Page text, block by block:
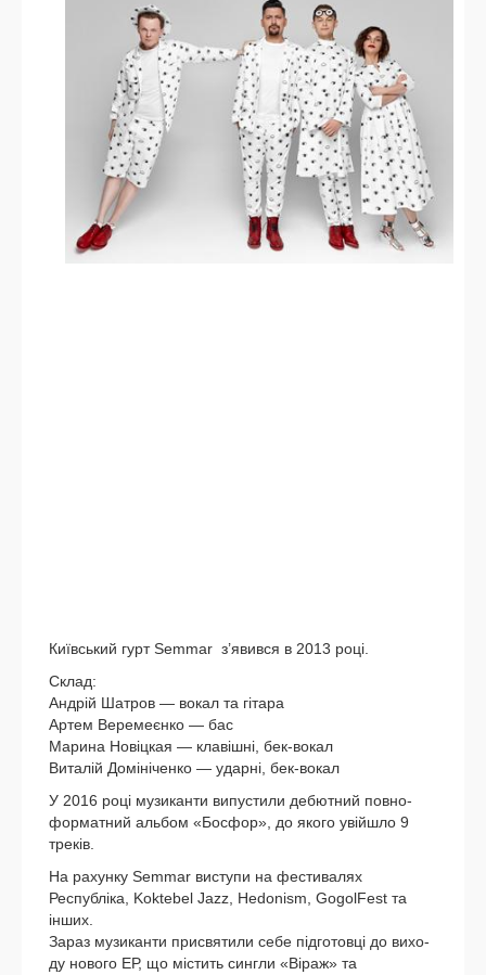
Київський гурт Semmar з’яви­вся в 2013 році.
Склад:
Андрій Шатров — вокал та гіта­ра
Артем Веремеєнко — бас
Марина Новіцкая — клавіш­ні, бек-вокал
Виталій Домініченко — удар­ні, бек-вокал
У 2016 році музи­кан­ти випу­сти­ли дебют­ний пов­но­
фор­мат­ний аль­бом «Босфор», до яко­го увій­шло 9
треків.
На рахун­ку Semmar висту­пи на фести­ва­лях
Республіка, Koktebel Jazz, Hedonism, GogolFest та
інших.
Зараз музи­кан­ти при­свя­ти­ли себе під­го­тов­ці до вихо­
ду ново­го ЕР, що містить сингли «Віраж» та